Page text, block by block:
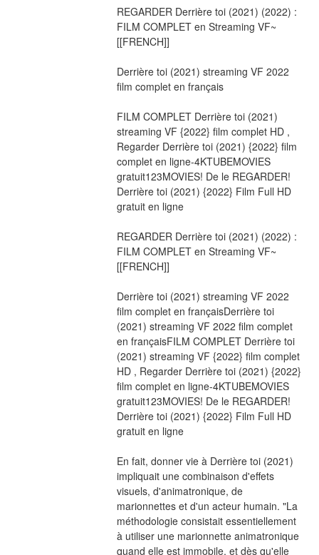
REGARDER Derrière toi (2021) (2022) :
FILM COMPLET en Streaming VF~
[[FRENCH]]
Derrière toi (2021) streaming VF 2022
film complet en français
FILM COMPLET Derrière toi (2021)
streaming VF {2022} film complet HD ,
Regarder Derrière toi (2021) {2022} film
complet en ligne-4KTUBEMOVIES
gratuit123MOVIES! De le REGARDER!
Derrière toi (2021) {2022} Film Full HD
gratuit en ligne
REGARDER Derrière toi (2021) (2022) :
FILM COMPLET en Streaming VF~
[[FRENCH]]
Derrière toi (2021) streaming VF 2022
film complet en françaisDerrière toi
(2021) streaming VF 2022 film complet
en françaisFILM COMPLET Derrière toi
(2021) streaming VF {2022} film complet
HD , Regarder Derrière toi (2021) {2022}
film complet en ligne-4KTUBEMOVIES
gratuit123MOVIES! De le REGARDER!
Derrière toi (2021) {2022} Film Full HD
gratuit en ligne
En fait, donner vie à Derrière toi (2021)
impliquait une combinaison d'effets
visuels, d'animatronique, de
marionnettes et d'un acteur humain. "La
méthodologie consistait essentiellement
à utiliser une marionnette animatronique
quand elle est immobile, et dès qu'elle